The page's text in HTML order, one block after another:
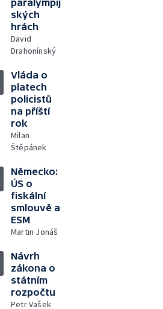
paralympij
ských
hrách
David
Drahonínský
Vláda o
platech
policistů
na příští
rok
Milan
Štěpánek
Německo:
ÚS o
fiskální
smlouvě a
ESM
Martin Jonáš
Návrh
zákona o
státním
rozpočtu
Petr Vašek